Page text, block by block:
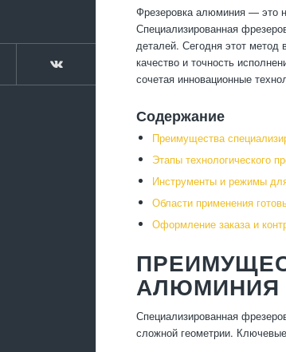
Фрезеровка алюминия — это
Специализированная
деталей. Сегодня этот метод
качество и точность
сочетая инновационные
Содержание
Преимущества
Этапы технологического
Инструменты и режимы
Области применения
Оформление заказа и
АЛЮМИНИЯ
Специализированная
сложной геометрии.